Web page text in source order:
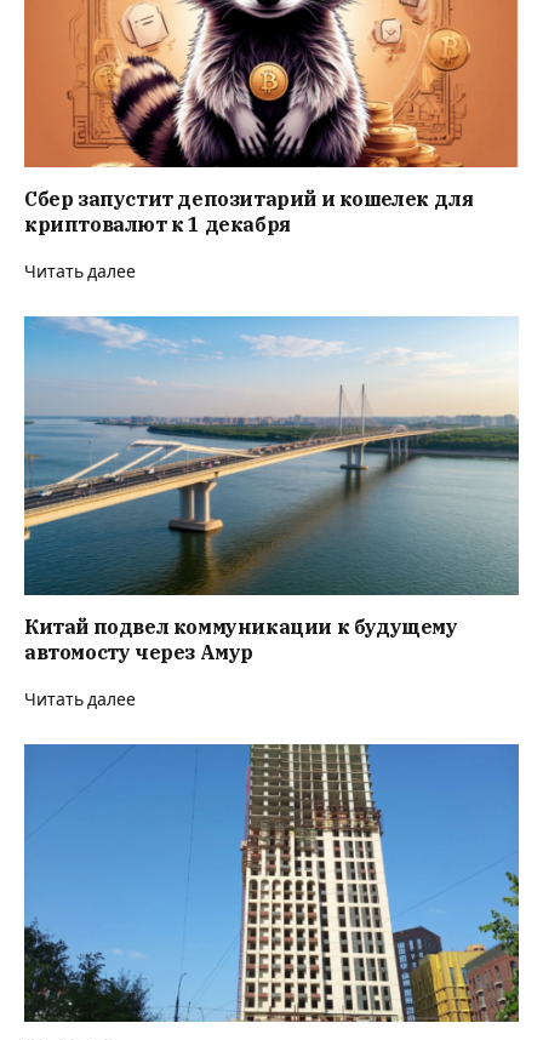
Сбер запустит депозитарий и кошелек для
криптовалют к 1 декабря
Читать далее
Китай подвел коммуникации к будущему
автомосту через Амур
Читать далее